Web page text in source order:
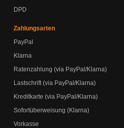
DPD
Zahlungsarten
PayPal
Klarna
Ratenzahlung (via PayPal/Klarna)
Lastschrift (via PayPal/Klarna)
Kreditkarte (via PayPal/Klarna)
Sofortüberweisung (Klarna)
Vorkasse